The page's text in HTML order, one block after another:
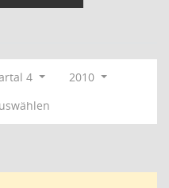
4
2010